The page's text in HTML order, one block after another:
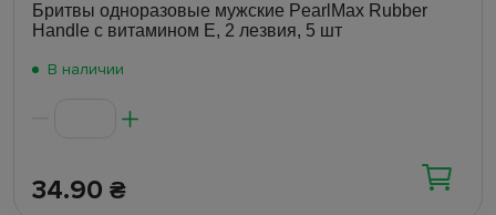
Бритвы одноразовые мужские PearlMax Rubber
Handle с витамином E, 2 лезвия, 5 шт
В наличии
34.90 ₴